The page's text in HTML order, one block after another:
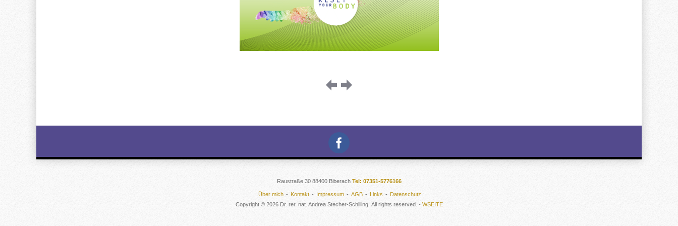
Raustraße 30 88400 Biberach Tel: 07351-5776166
Über mich Kontakt Impressum AGB Links
Datenschutz
Copyright © 2026 Dr. rer. nat. Andrea Stecher-Schilling. All rights reserved. - WSEITE